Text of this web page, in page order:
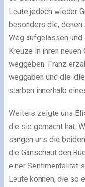
Leute jedoch wieder
besonders die, denen
Weg aufgelassen
Kreuze in ihren
weggeben. Franz
weggaben und die,
starben innerhalb
Weiters zeigte uns
die sie gemacht hat.
sangen uns die
die Gänsehaut den
einer Sentimentalität
Leute können, die so